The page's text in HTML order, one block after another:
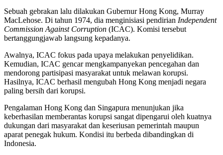
Sebuah gebrakan lalu dilakukan Gubernur Hong Kong, Murray
MacLehose. Di tahun 1974, dia menginisiasi pendirian Independent
Commission Against Corruption (ICAC). Komisi tersebut
bertanggungjawab langsung kepadanya.
Awalnya, ICAC fokus pada upaya melakukan penyelidikan.
Kemudian, ICAC gencar mengkampanyekan pencegahan dan
mendorong partisipasi masyarakat untuk melawan korupsi.
Hasilnya, ICAC berhasil mengubah Hong Kong menjadi negara
paling bersih dari korupsi.
Pengalaman Hong Kong dan Singapura menunjukan jika
keberhasilan memberantas korupsi sangat dipengarui oleh kuatnya
dukungan dari masyarakat dan keseriusan pemerintah maupun
aparat penegak hukum. Kondisi itu berbeda dibandingkan di
Indonesia.